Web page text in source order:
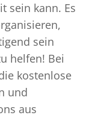
sein kann. Es
sein
helfen! Bei
kostenlose
und
aus